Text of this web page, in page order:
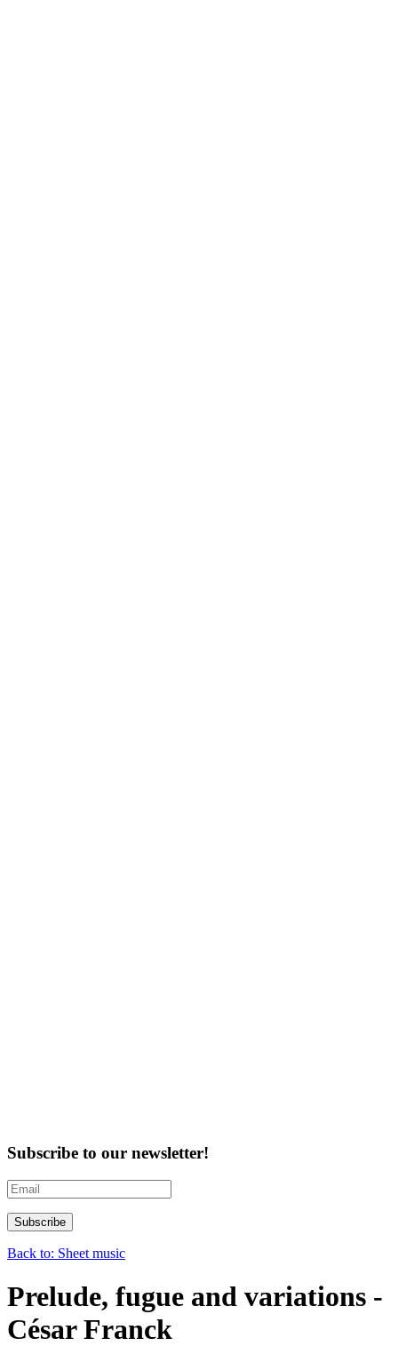
Subscribe to our newsletter!
Back to: Sheet music
Prelude, fugue and variations -
César Franck